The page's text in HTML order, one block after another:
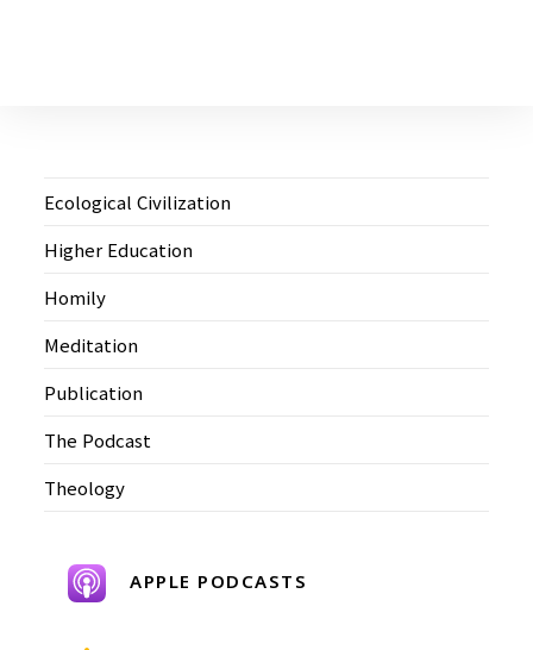
Ecological Civilization
Higher Education
Homily
Meditation
Publication
The Podcast
Theology
APPLE PODCASTS